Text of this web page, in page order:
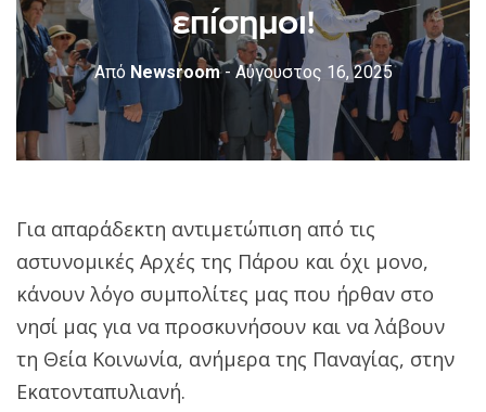
επίσημοι!
ΑπόNewsroom - Αύγουστος 16, 2025
Για απαράδεκτη αντιμετώπιση από τις
αστυνομικές Αρχές της Πάρου και όχι μονο,
κάνουν λόγο συμπολίτες μας που ήρθαν στο
νησί μας για να προσκυνήσουν και να λάβουν
τη Θεία Κοινωνία, ανήμερα της Παναγίας, στην
Εκατονταπυλιανή.